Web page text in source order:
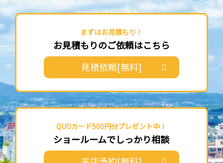
まずはお見積もり！
お見積もりのご依頼はこちら
見積依頼[無料]
QUOカード500円分プレゼント中！
ショールームでしっかり相談